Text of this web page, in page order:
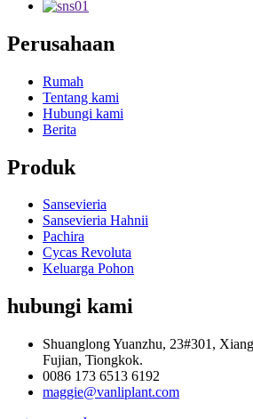
Perusahaan
Rumah
Tentang kami
Hubungi kami
Berita
Produk
Sansevieria
Sansevieria Hahnii
Pachira
Cycas Revoluta
Keluarga Pohon
hubungi kami
Shuanglong Yuanzhu, 23#301,
Fujian, Tiongkok.
0086 173 6513 6192
maggie@vanliplant.com